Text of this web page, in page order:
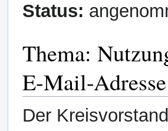
Status:
Thema:
E-Mail-Adresse
Der